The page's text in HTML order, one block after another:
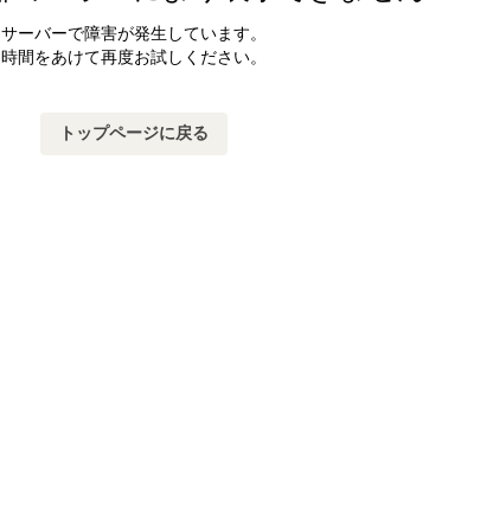
サーバーで障害が発生しています。
時間をあけて再度お試しください。
トップページに戻る